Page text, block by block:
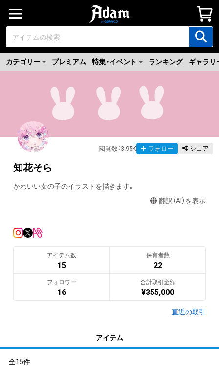
カテゴリー プレミアム 特集・イベント ランキング ギャラリ
閲覧数 ： 3.95K フォロー シェア
知花そら
かわいい女の子のイラストを描きます。
翻訳（AI）を表示
アイテム数
15
保有者数
22
フォロワー
16
合計取引金額
¥355,000
直近の取引
アイテム
全15件